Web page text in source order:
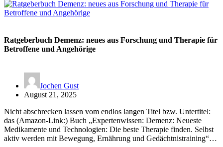
Ratgeberbuch Demenz: neues aus Forschung und Therapie für
Betroffene und Angehörige
Jochen Gust
August 21, 2025
Nicht abschrecken lassen vom endlos langen Titel bzw. Untertitel:
das (Amazon-Link:) Buch „Expertenwissen: Demenz: Neueste
Medikamente und Technologien: Die beste Therapie finden. Selbst
aktiv werden mit Bewegung, Ernährung und Gedächtnistraining“…